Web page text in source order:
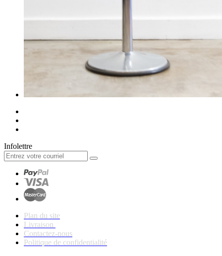
Infolettre
Plan du site
Livraison
Contactez-nous
Politique de confidentialité